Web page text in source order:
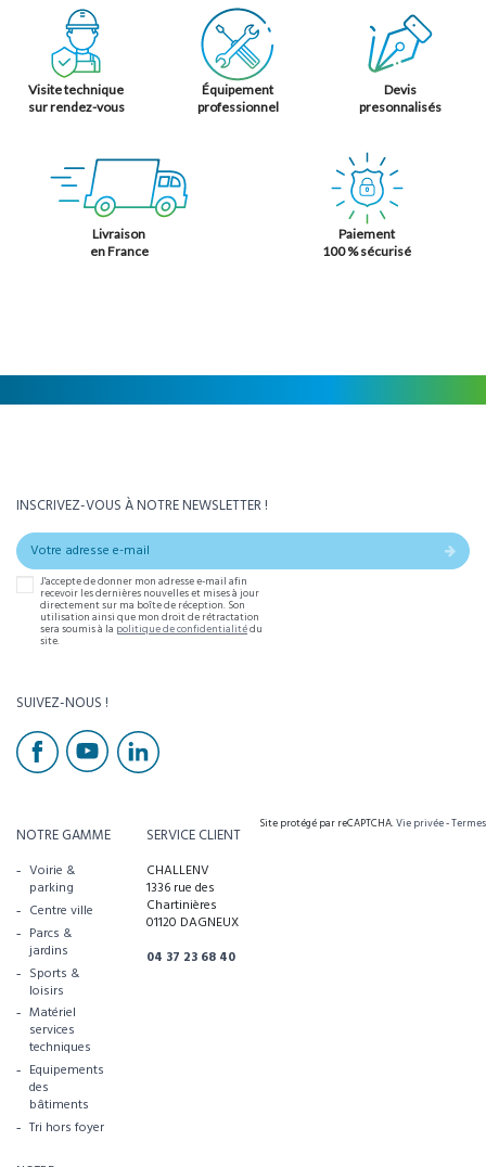
Visite technique
sur rendez-vous
Équipement
professionnel
Devis
presonnalisés
Livraison
en France
Paiement
100 % sécurisé
INSCRIVEZ-VOUS À NOTRE NEWSLETTER !
J'accepte de donner mon adresse e-mail afin
recevoir les dernières nouvelles et mises à jour
directement sur ma boîte de réception. Son
utilisation ainsi que mon droit de rétractation
sera soumis à la politique de confidentialitédu
site.
SUIVEZ-NOUS !
NOTRE GAMME
Voirie &
parking
Centre ville
Parcs &
jardins
Sports &
loisirs
Matériel
services
techniques
Equipements
des
bâtiments
Tri hors foyer
SERVICE CLIENT
CHALLENV
1336 rue des
Chartinières
01120 DAGNEUX
04 37 23 68 40
Site protégé par reCAPTCHA.Vie privée-Termes